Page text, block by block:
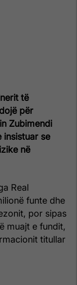
të
për
Zubimendi
insistuar se
në
Real
funte dhe
por sipas
muajt e fundit,
titullar